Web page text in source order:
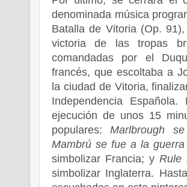
denominada música
Batalla de Vitoria (Op.
victoria de las tropas
comandadas por el
francés, que escoltaba a
la ciudad de Vitoria,
Independencia
ejecución de unos 15
populares:Marlbrough
Mambrú se fue a la guerra
simbolizar Francia; y Rule
simbolizar Inglaterra.